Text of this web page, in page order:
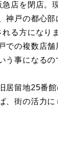
店を閉店。
神戸の都心
る方になり
での複数店
う事になるの
居留地25番
、街の活力に